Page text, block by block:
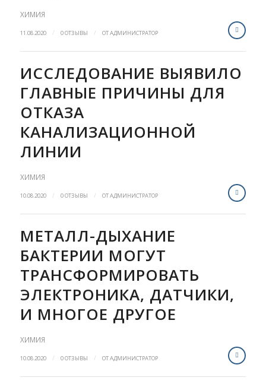
ХИМИЯ
11.08.2020 / 0 ОТЗЫВЫ / ОТАДМИНИСТРАТОР
ИССЛЕДОВАНИЕ ВЫЯВИЛО
ГЛАВНЫЕ ПРИЧИНЫ ДЛЯ
ОТКАЗА
КАНАЛИЗАЦИОННОЙ
ЛИНИИ
ХИМИЯ
10.08.2020 / 0 ОТЗЫВЫ / ОТАДМИНИСТРАТОР
МЕТАЛЛ-ДЫХАНИЕ
БАКТЕРИИ МОГУТ
ТРАНСФОРМИРОВАТЬ
ЭЛЕКТРОНИКА, ДАТЧИКИ,
И МНОГОЕ ДРУГОЕ
ХИМИЯ
10.08.2020 / 0 ОТЗЫВЫ / ОТАДМИНИСТРАТОР